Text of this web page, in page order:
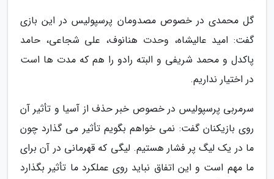
گل محمدی در خصوص مصدومان پرسپولیس در این بازی
گفت: امید عالیشاه، وحدت هنانوف، علی شجاعی، حامد
پاکدل و محمد شریفی و البته رادو را هم که مدت ها است
در اختیار نداریم.
سرمربی پرسپولیس در خصوص خبر حذف از آسیا و تأثیر آن
روی بازیکنان گفت: نمی خواهم بگویم تأثیر می گذارد چون
ما در یک لیگ پر فشار هستیم. لیگی که قهرمانی در آن برای
ما مهم است و این اتفاق نباید روی عملکرد ما تأثیر بگذارد